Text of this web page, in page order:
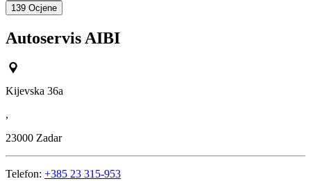
139 Ocjene
Autoservis AIBI
Kijevska 36a
,
23000 Zadar
Telefon: +385 23 315-953